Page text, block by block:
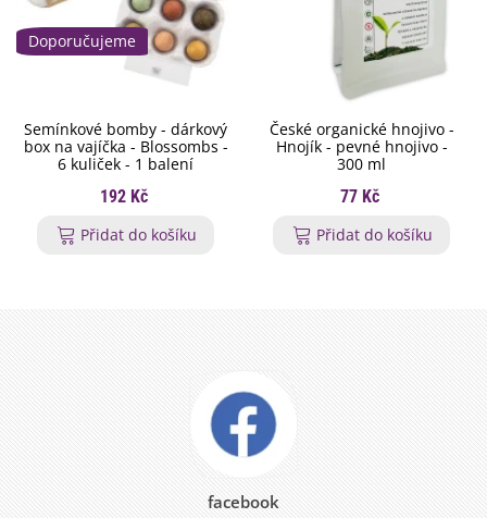
Doporučujeme
Semínkové bomby - dárkový
box na vajíčka - Blossombs -
6 kuliček - 1 balení
192 Kč
Přidat do košíku
České organické hnojivo -
Hnojík - pevné hnojivo -
300 ml
77 Kč
Přidat do košíku
facebook